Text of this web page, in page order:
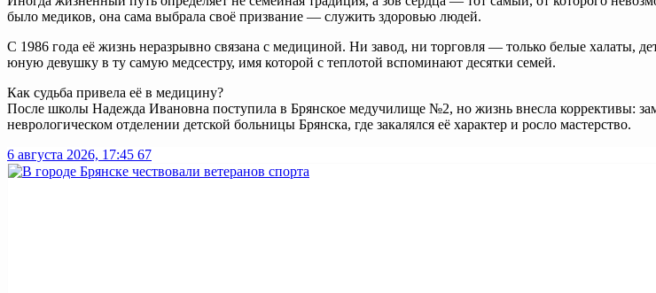
было медиков, она сама выбрала своё призвание — служить здоровью людей.
С 1986 года её жизнь неразрывно связана с медициной. Ни завод, ни торговля — только белые халаты,
юную девушку в ту самую медсестру, имя которой с теплотой вспоминают десятки семей.
Как судьба привела её в медицину?
После школы Надежда Ивановна поступила в Брянское медучилище №2, но жизнь внесла коррективы:
неврологическом отделении детской больницы Брянска, где закалялся её характер и росло мастерство.
6 августа 2026, 17:45 67